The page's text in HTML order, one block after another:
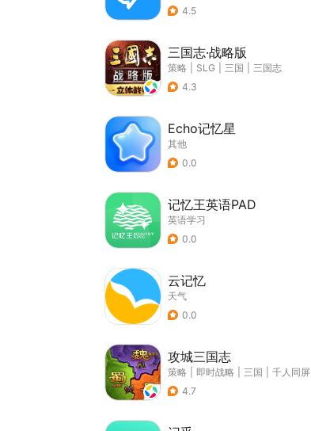
4.5
三国志·战略版
策略 SLG 三国
三国志
4.3
Echo记忆星
其他
0.0
记忆王英语PAD
英语学习
0.0
云记忆
天气
0.0
攻城三国志
策略 即时战略 三国
千人同屏
4.7